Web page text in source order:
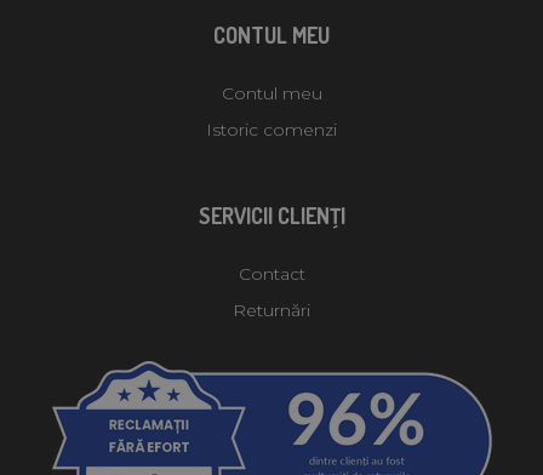
CONTUL MEU
Contul meu
Istoric comenzi
SERVICII CLIENŢI
Contact
Returnări